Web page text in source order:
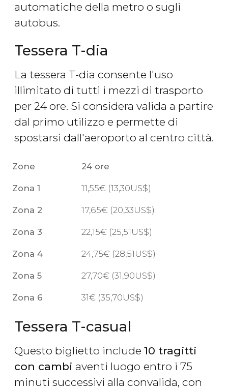
automatiche della metro o sugli
autobus.
Tessera T-dia
La tessera T-dia consente l'uso
illimitato di tutti i mezzi di trasporto
per 24 ore. Si considera valida a partire
dal primo utilizzo e permette di
spostarsi dall'aeroporto al centro città.
Zone 24 ore
Zona 1 11,55€ (13,30US$)
Zona 2 17,65€ (20,33US$)
Zona 3 22,15€ (25,51 US$)
Zona 4 24,75€ (28,51 US$)
Zona 5 27,70€ (31,90US$)
Zona 6 31€ (35,70US$)
Tessera T-casual
Questo biglietto include 10 tragitti
con cambi aventi luogo entro i 75
minuti successivi alla convalida, con